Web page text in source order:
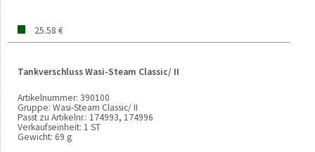
25.58 €
Tankverschluss Wasi-Steam Classic/ II
Artikelnummer: 390100
Gruppe: Wasi-Steam Classic/ II
Passt zu Artikelnr.: 174993, 174996
Verkaufseinheit: 1 ST
Gewicht: 69 g